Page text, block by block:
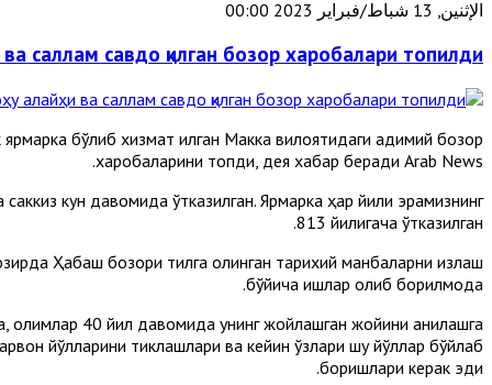
الإثنين, 13 شباط/فبراير 2023 00:00
саллам савдо қилган бозор харобалари топилди
бўлиб хизмат қилган Макка вилоятидаги қадимий бозор
харобаларини топди, дея хабар беради Arab News.
кун давомида ўтказилган. Ярмарка ҳар йили эрамизнинг
813 йилигача ўтказилган.
Ҳабаш бозори тилга олинган тарихий манбаларни излаш
бўйича ишлар олиб борилмоқда.
олимлар 40 йил давомида унинг жойлашган жойини аниқлашга
йўлларини тиклашлари ва кейин ўзлари шу йўллар бўйлаб
боришлари керак эди.